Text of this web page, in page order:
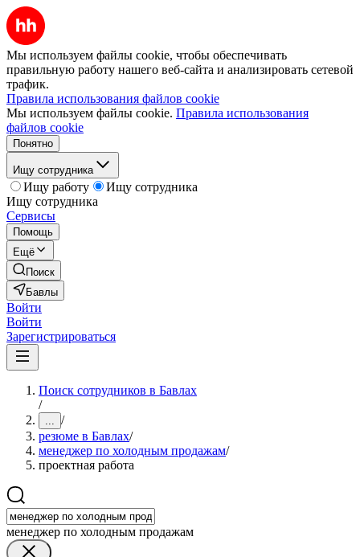
Мы используем файлы cookie, чтобы обеспечивать
правильную работу нашего веб-сайта и анализировать сетевой
трафик.
Правила использования файлов cookie
Мы используем файлы cookie. Правила использования
файлов cookie
Понятно
Ищу сотрудника
Ищу работу
Ищу сотрудника
Ищу сотрудника
Сервисы
Помощь
Ещё
Поиск
Бавлы
Войти
Войти
Зарегистрироваться
Поиск сотрудников в Бавлах
/
... /
резюме в Бавлах/
менеджер по холодным продажам/
проектная работа
менеджер по холодным продажам